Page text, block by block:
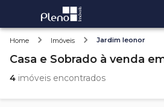
Home Imóveis Jardim leonor
Casa e Sobrado à venda
4 imóveis encontrados